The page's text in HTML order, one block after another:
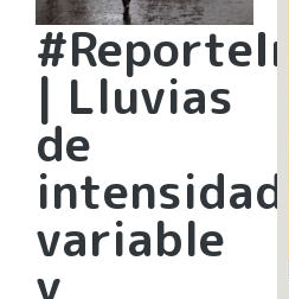
| Lluvias
de
intensidad
variable